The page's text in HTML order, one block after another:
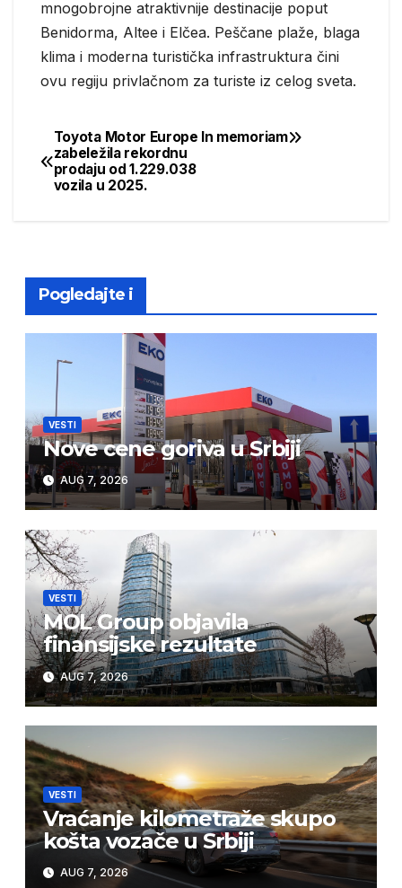
mnogobrojne atraktivnije destinacije poput
Benidorma, Altee i Elčea. Peščane plaže, blaga
klima i moderna turistička infrastruktura čini
ovu regiju privlačnom za turiste iz celog sveta.
Post
navigation
In memoriam
Toyota Motor Europe
zabeležila rekordnu
prodaju od 1.229.038
vozila u 2025.
Pogledajte i
VESTI
Nove cene goriva u Srbiji
AUG 7, 2026
VESTI
MOL Group objavila
finansijske rezultate
AUG 7, 2026
VESTI
Vraćanje kilometraže skupo
košta vozače u Srbiji
AUG 7, 2026